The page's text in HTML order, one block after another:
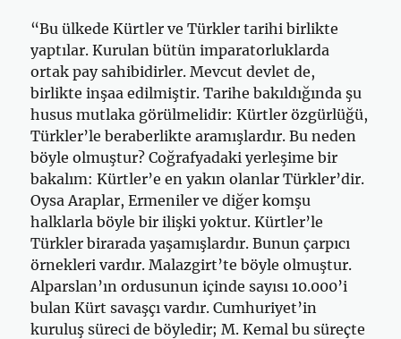
“Bu ülkede Kürtler ve Türkler tarihi birlikte
yaptılar. Kurulan bütün imparatorluklarda
ortak pay sahibidirler. Mevcut devlet de,
birlikte inşaa edilmiştir. Tarihe bakıldığında şu
husus mutlaka görülmelidir: Kürtler özgürlüğü,
Türkler’le beraberlikte aramışlardır. Bu neden
böyle olmuştur? Coğrafyadaki yerleşime bir
bakalım: Kürtler’e en yakın olanlar Türkler’dir.
Oysa Araplar, Ermeniler ve diğer komşu
halklarla böyle bir ilişki yoktur. Kürtler’le
Türkler birarada yaşamışlardır. Bunun çarpıcı
örnekleri vardır. Malazgirt’te böyle olmuştur.
Alparslan’ın ordusunun içinde sayısı 10.000’i
bulan Kürt savaşçı vardır. Cumhuriyet’in
kuruluş süreci de böyledir; M. Kemal bu süreçte